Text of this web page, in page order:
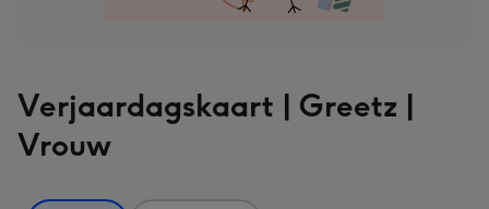
Verjaardagskaart | Greetz |
Vrouw